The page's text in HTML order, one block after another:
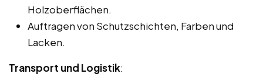
Holzoberflächen.
Auftragen von Schutzschichten, Farben und
Lacken.
Transport und Logistik: